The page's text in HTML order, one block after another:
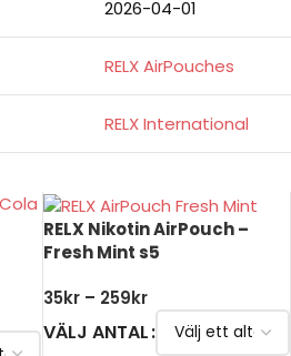
2026-04-01
RELX AirPouches
RELX International
RELX Nikotin AirPouch –
Fresh Mint s5
35kr – 259kr
VÄLJ ANTAL